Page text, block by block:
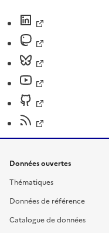
Données ouvertes
Thématiques
Données de référence
Catalogue de données